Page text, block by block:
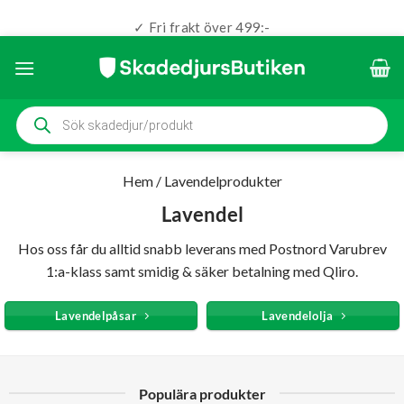
✓ Fri frakt över 499:-
Produktsökning
Hem/ Lavendelprodukter
Lavendel
Hos oss får du alltid snabb leverans med Postnord Varubrev
1:a-klass samt smidig & säker betalning med Qliro.
Lavendelpåsar Lavendelolja
Populära produkter